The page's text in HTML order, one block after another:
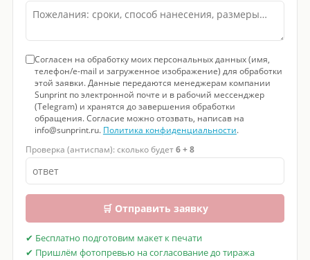
Согласен на обработку моих персональных данных (имя,
телефон/e-mail и загруженное изображение) для обработки
этой заявки. Данные передаются менеджерам компании
Sunprint по электронной почте и в рабочий мессенджер
(Telegram) и хранятся до завершения обработки
обращения. Согласие можно отозвать, написав на
info@sunprint.ru. Политика конфиденциальности.
Проверка (антиспам): сколько будет6 + 8
🛒 Отправить заявку
✔ Бесплатно подготовим макет к печати
✔ Пришлём фотопревью на согласование до тиража